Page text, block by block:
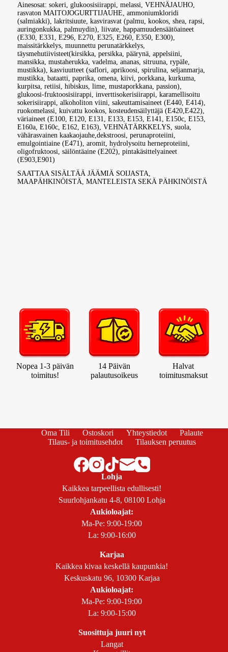
Ainesosat: sokeri, glukoosisiirappi, melassi, VEHNÄJAUHO,
rasvaton MAITOJOGURTTIJAUHE, ammoniumkloridi
(salmiakki), lakritsiuute, kasvirasvat (palmu, kookos, shea, rapsi,
auringonkukka, palmuydin), liivate, happamuudensäätöaineet
(E330, E331, E296, E270, E325, E260, E350, E300),
maissitärkkelys, muunnettu perunatärkkelys,
täysmehutiivisteet(kirsikka, persikka, päärynä, appelsiini,
mansikka, mustaherukka, vadelma, ananas, sitruuna, rypäle,
mustikka), kasviuutteet (saflori, aprikoosi, spirulina, seljanmarja,
mustikka, bataatti, paprika, omena, kiivi, porkkana, kurkuma,
kurpitsa, retiisi, hibiskus, lime, mustaporkkana, passion),
glukoosi-fruktoosisiirappi, inverttisokerisiirappi, karamellisoitu
sokerisiirappi, alkoholiton viini, sakeuttamisaineet (E440, E414),
ruokomelassi, kuivattu kookos, kosteudensäilyttäjä (E420,E422),
väriaineet (E100, E120, E131, E133, E153, E141, E150c, E153,
E160a, E160c, E162, E163), VEHNÄTÄRKKELYS, suola,
vähärasvainen kaakaojauhe,dekstroosi, perunaproteiini,
emulgointiaine (E471), aromit, hydrolysoitu herneproteiini,
oligofruktoosi, säilöntäaine (E202), pintakäsittelyaineet
(E903,E901)
SAATTAA SISÄLTÄÄ JÄÄMIÄ SOIJASTA,
MAAPÄHKINÖISTÄ, MANTELEISTA SEKÄ PÄHKINÖISTÄ
Nopea 1-3 päivän
toimitus!
14 Päivän
palautusoikeus
Halvat
toimitusmaksut
Oma Tili Ostoskori Yhteystiedot
Palaute
Tilaus- ja toimitusehdot
Tilauksen peruutus
Lohja
Kaikkea tarpeellista edullisesti!
Suurlohjankatu 4-8, 08100 Lohja
Aukioloajat:
Ma-Pe: 9:00-19:00
La: 9:00-16:00
Karjaa
Kaikkea kivaa keskellä kaupunkia!
Keskuskatu 96, 10300 Karjaa
Aukioloajat:
Ma-Pe: 9:00-19:00
La: 9:00-15:00
Suosittuja juuri nyt
Langat